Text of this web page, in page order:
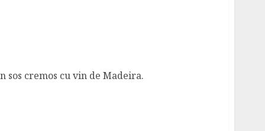
sos cremos cu vin de Madeira.